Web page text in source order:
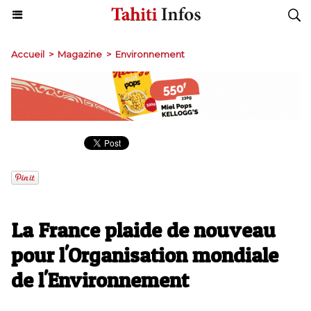
Accueil > Magazine > Environnement
La France plaide de nouveau
pour l'Organisation mondiale
de l'Environnement